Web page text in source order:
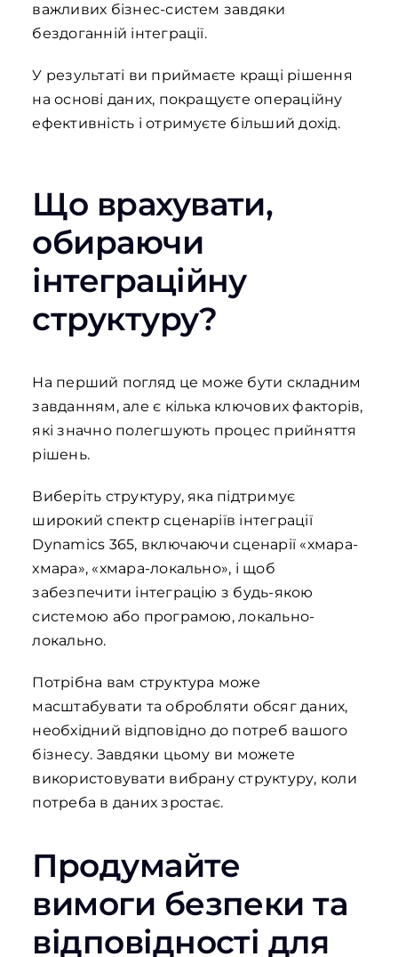
важливих бізнес-систем завдяки
бездоганній інтеграції.
У результаті ви приймаєте кращі рішення
на основі даних, покращуєте операційну
ефективність і отримуєте більший дохід.
Що врахувати,
обираючи
інтеграційну
структуру?
На перший погляд це може бути складним
завданням, але є кілька ключових факторів,
які значно полегшують процес прийняття
рішень.
Виберіть структуру, яка підтримує
широкий спектр сценаріїв інтеграції
Dynamics 365, включаючи сценарії «хмара-
хмара», «хмара-локально», і щоб
забезпечити інтеграцію з будь-якою
системою або програмою, локально-
локально.
Потрібна вам структура може
масштабувати та обробляти обсяг даних,
необхідний відповідно до потреб вашого
бізнесу. Завдяки цьому ви можете
використовувати вибрану структуру, коли
потреба в даних зростає.
Продумайте
вимоги безпеки та
відповідності для